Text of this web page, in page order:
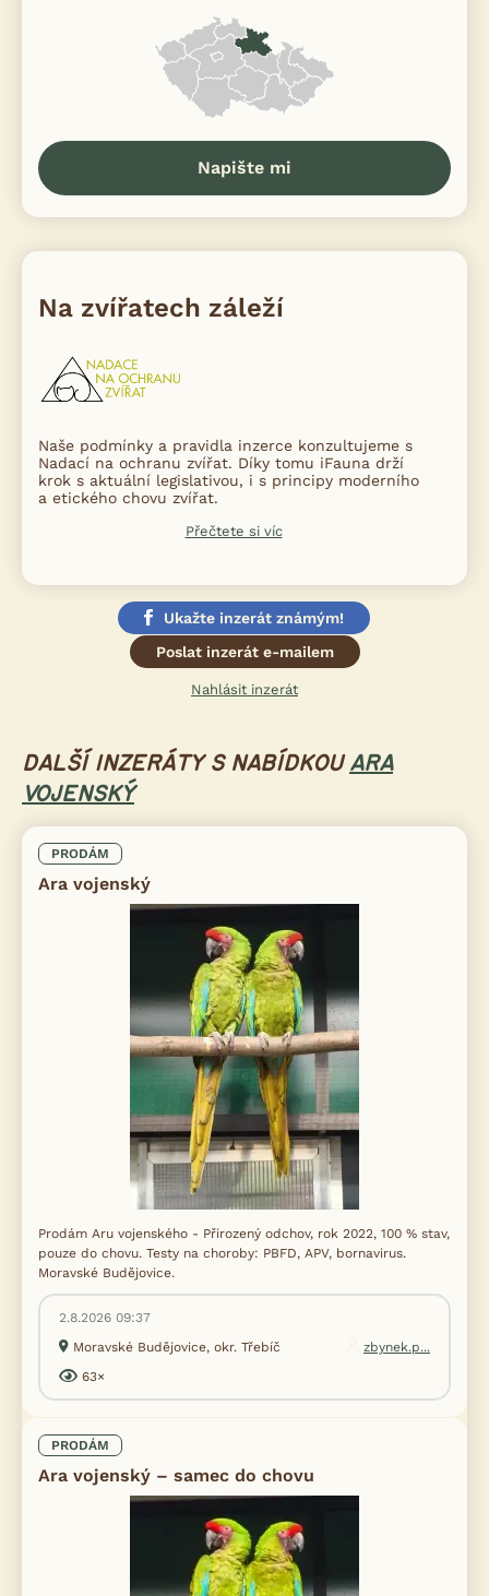
Napište mi
Na zvířatech záleží
Naše podmínky a pravidla inzerce konzultujeme s
Nadací na ochranu zvířat. Díky tomu iFauna drží
krok s aktuální legislativou, i s principy moderního
a etického chovu zvířat.
Přečtete si víc
Ukažte inzerát známým!
Poslat inzerát e-mailem
Nahlásit inzerát
DALŠÍ INZERÁTY S NABÍDKOU ARA
VOJENSKÝ
PRODÁM
Ara vojenský
Prodám Aru vojenského - Přirozený odchov, rok 2022, 100 % stav,
pouze do chovu. Testy na choroby: PBFD, APV, bornavirus.
Moravské Budějovice.
2.8.2026 09:37
Moravské Budějovice, okr. Třebíč
zbynek.p...
63×
PRODÁM
Ara vojenský – samec do chovu